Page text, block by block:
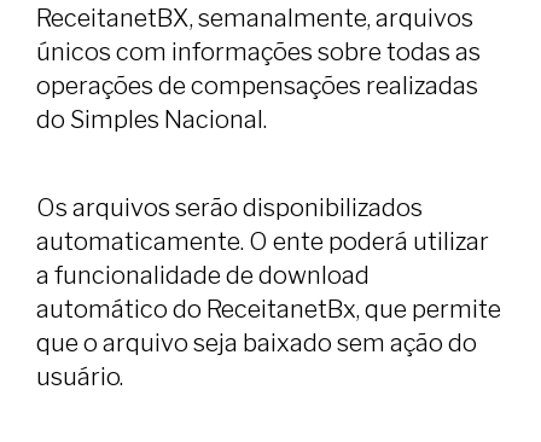
ReceitanetBX, semanalmente, arquivos
únicos com informações sobre todas as
operações de compensações realizadas
do Simples Nacional.
Os arquivos serão disponibilizados
automaticamente. O ente poderá utilizar
a funcionalidade de download
automático do ReceitanetBx, que permite
que o arquivo seja baixado sem ação do
usuário.